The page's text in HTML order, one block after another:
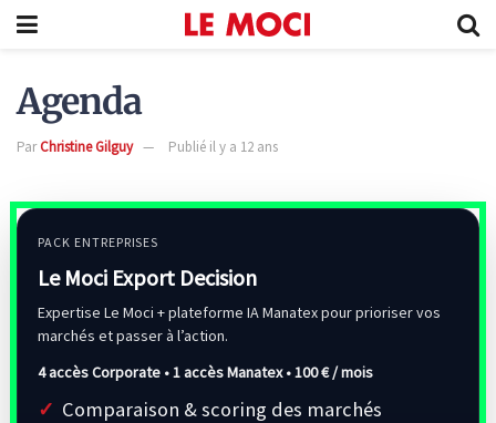
Agenda
ParChristine Gilguy Publié il y a 12 ans
PACK ENTREPRISES
Le Moci Export Decision
Expertise Le Moci + plateforme IA Manatex pour prioriser vos
marchés et passer à l’action.
4 accès Corporate • 1 accès Manatex •100 € / mois
Comparaison & scoring des marchés